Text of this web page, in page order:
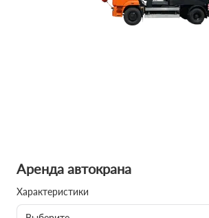
Аренда автокрана
Характеристики